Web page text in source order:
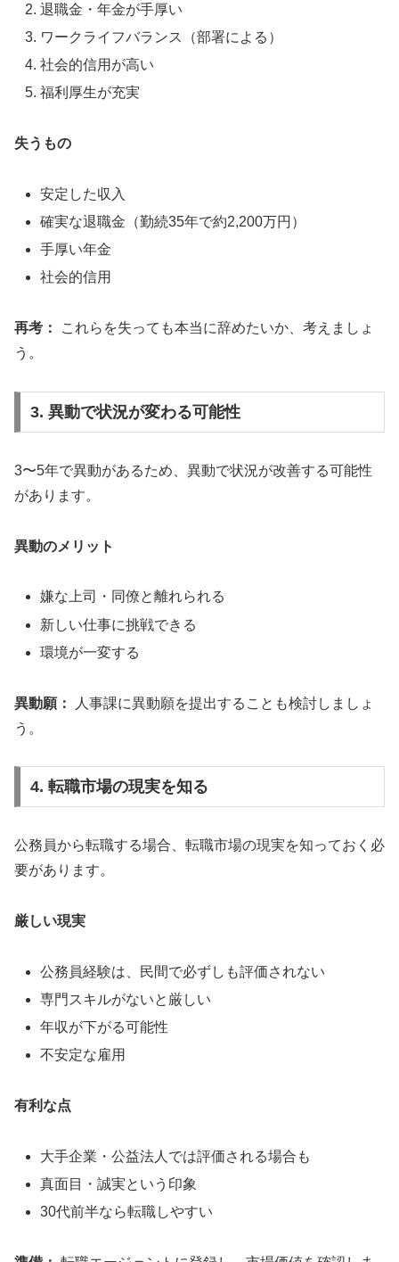
退職金・年金が手厚い
ワークライフバランス（部署による）
社会的信用が高い
福利厚生が充実
失うもの
安定した収入
確実な退職金（勤続35年で約2,200万円）
手厚い年金
社会的信用
再考：
これらを失っても本当に辞めたいか、考えましょ
う。
3. 異動で状況が変わる可能性
3〜5年で異動があるため、異動で状況が改善する可能性
があります。
異動のメリット
嫌な上司・同僚と離れられる
新しい仕事に挑戦できる
環境が一変する
異動願：
人事課に異動願を提出することも検討しましょ
う。
4. 転職市場の現実を知る
公務員から転職する場合、転職市場の現実を知っておく必
要があります。
厳しい現実
公務員経験は、民間で必ずしも評価されない
専門スキルがないと厳しい
年収が下がる可能性
不安定な雇用
有利な点
大手企業・公益法人では評価される場合も
真面目・誠実という印象
30代前半なら転職しやすい